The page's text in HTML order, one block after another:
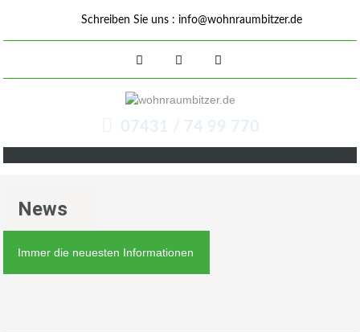
Schreiben Sie uns : info@wohnraumbitzer.de
07431 / 74 99 770
News
Immer die neuesten Informationen